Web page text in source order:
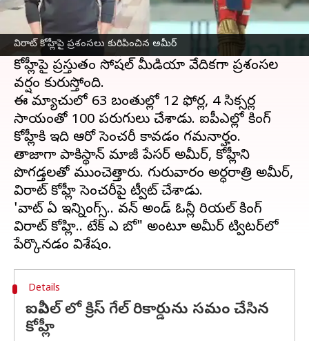
విరాట్ కోహ్లీపై ప్రశంసలు కురిపించిన అమీర్
ఉప్పల్ వేదికగా సన్ రైజర్స్ హైదరాబాద్‌తో జరిగిన
మ్యాచులోవిరాట్ కోహ్లీసెంచరీతో చెలరేగాడు.
ఐపీఎల్ లో నాలుగేళ్ల తర్వాత సెంచరీ చేసిన విరాట్
కోహ్లీపై ప్రస్తుతం సోషల్ మీడియా వేదికగా ప్రశంసల
వర్షం కురుస్తోంది.
ఈ మ్యాచులో 63 బంతుల్లో 12 ఫోర్ల, 4 సిక్సర్ల
సాయంతో 100 పరుగులు చేశాడు. ఐపీఎల్లో కింగ్
కోహ్లీకి ఇది ఆరో సెంచరీ కావడం గమనార్హం.
తాజాగా పాకిస్థాన్ మాజీ పేసర్ అమీర్, కోహ్లీని
పొగడ్తలతో ముంచెత్తారు. గురువారం అర్ధరాత్రి అమీర్,
విరాట్ కోహ్లీ సెంచరీపై ట్వీట్ చేశాడు.
'వాట్‌ ఏ ఇన్నింగ్స్‌.. వన్ అండ్ ఓన్లీ రియల్ కింగ్
విరాట్ కోహ్లి.. టేక్ ఎ బో" అంటూ అమీర్‌ ట్విటర్‌లో
Details
ఐపీఎల్ లో క్రిస్ గేల్ రికార్డును సమం చేసిన
కోహ్లీ